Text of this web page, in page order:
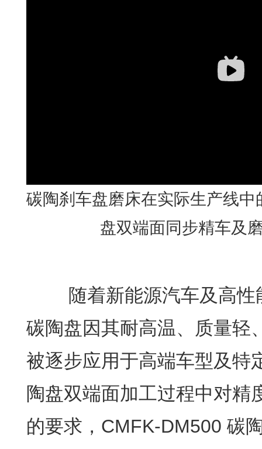
碳陶刹车盘磨床在实际生产线
盘双端面同步精车及
随着新能源汽车及高性
碳陶盘因其耐高温、质量轻
被逐步应用于高端车型及特
陶盘双端面加工过程中对精
的要求，CMFK-DM500 碳